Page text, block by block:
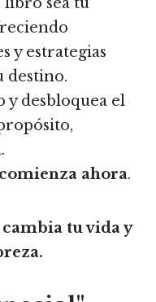
y estrategias
destino.
y desbloquea el
ahora.
tu vida y